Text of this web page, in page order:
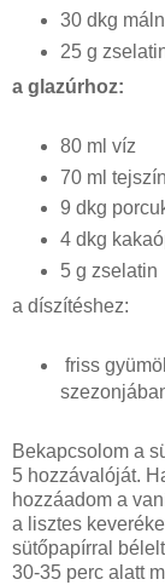
30 dkg
25 g
a glazúrhoz:
80 ml víz
70 ml tejszín
9 dkg
4 dkg
5 g zselatin
a díszítéshez:
friss
Bekapcsolom a
5 hozzávalóját.
hozzáadom a
a lisztes
sütőpapírral
30-35 perc alatt